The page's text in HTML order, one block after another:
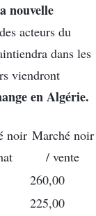
nouvelle
acteurs du
dans les
viendront
en Algérie.
noir Marché noir
/ vente
260,00
225,00